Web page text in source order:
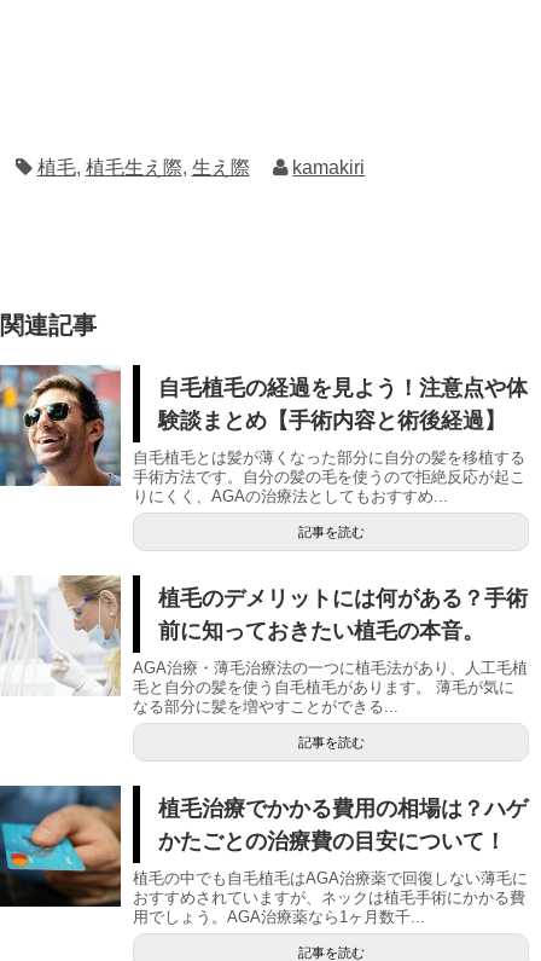
植毛, 植毛生え際, 生え際 kamakiri
関連記事
自毛植毛の経過を見よう！注意点や体
験談まとめ【手術内容と術後経過】
自毛植毛とは髪が薄くなった部分に自分の髪を移植する
手術方法です。自分の髪の毛を使うので拒絶反応が起こ
りにくく、AGAの治療法としてもおすすめ...
記事を読む
植毛のデメリットには何がある？手術
前に知っておきたい植毛の本音。
AGA治療・薄毛治療法の一つに植毛法があり、人工毛植
毛と自分の髪を使う自毛植毛があります。 薄毛が気に
なる部分に髪を増やすことができる...
記事を読む
植毛治療でかかる費用の相場は？ハゲ
かたごとの治療費の目安について！
植毛の中でも自毛植毛はAGA治療薬で回復しない薄毛に
おすすめされていますが、ネックは植毛手術にかかる費
用でしょう。AGA治療薬なら1ヶ月数千...
記事を読む